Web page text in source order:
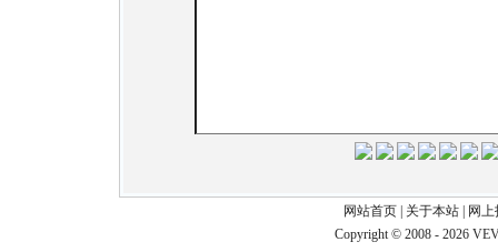
网站首页 关于本站
网
Copyright © 2008 - 2026